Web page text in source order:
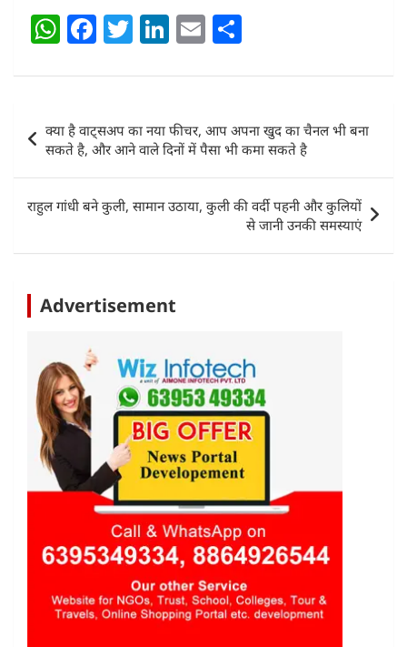
W
at
s
A
p
p
F
c
e
b
o
o
T
itt
er
Li
k
e
dI
n
E
ai
l
ar
e
navigation
क्या है वाट्सअप का नया फीचर, आप अपना खुद का चैनल भी बना
सकते है, और आने वाले दिनों में पैसा भी कमा सकते है
राहुल गांधी बने कुली, सामान उठाया, कुली की वर्दी पहनी और कुलियों
से जानी उनकी समस्याएं
Advertisement